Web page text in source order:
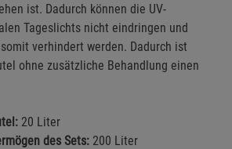
ist. Dadurch können die UV-
Tageslichts nicht eindringen und
verhindert werden. Dadurch ist
ohne zusätzliche Behandlung einen
20 Liter
des Sets: 200 Liter